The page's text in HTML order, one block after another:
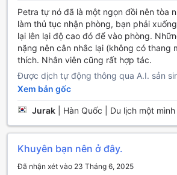
quan của Petra mà không cần lo lắng
Ngoài ra, khách sạn còn cung cấp dịch
với két an toàn, giúp bạn an tâm hơn
nhân viên concierge luôn sẵn sàng hỗ
cầu và thông tin cần thiết, từ việc đặt
đến những gợi ý về địa điểm ăn uống.
của khách sạn được trang bị Wi-Fi miễn
cả các phòng đều có kết nối Internet
dàng chia sẻ những khoảnh khắc tuyệt
bạn bè và gia đình. Với một cửa hàng
khuôn viên, bạn có thể dễ dàng tìm
Tiện Nghi Vận Chuyển Tại Town Check-
Petra tự nó đã là một ngọn đồi nên tòa
làm thủ tục nhận phòng, bạn phải
lại lên lại độ cao đó để vào phòng.
nặng nên cân nhắc lại (không có thang
thích. Nhân viên cũng rất hợp tác.
Được dịch tự động thông qua A.I. sản
Xem bản gốc
Jurak Hàn Quốc | Du lịch một mình
Khuyên bạn nên ở đây.
Đã nhận xét vào 23 Tháng 6, 2025